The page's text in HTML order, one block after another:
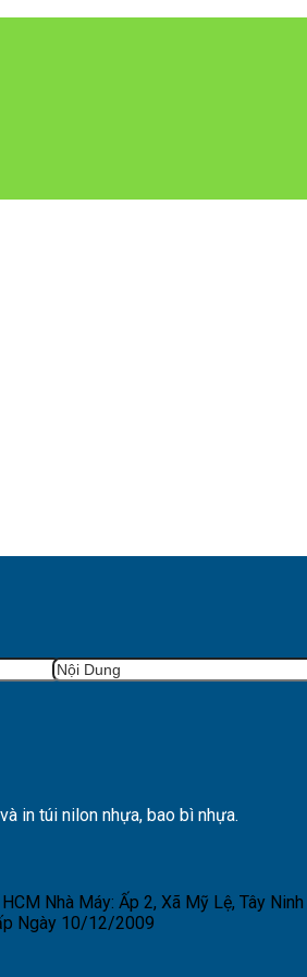
in túi nilon nhựa, bao bì nhựa.
Nhà Máy: Ấp 2, Xã Mỹ Lệ, Tây Ninh
Ngày 10/12/2009